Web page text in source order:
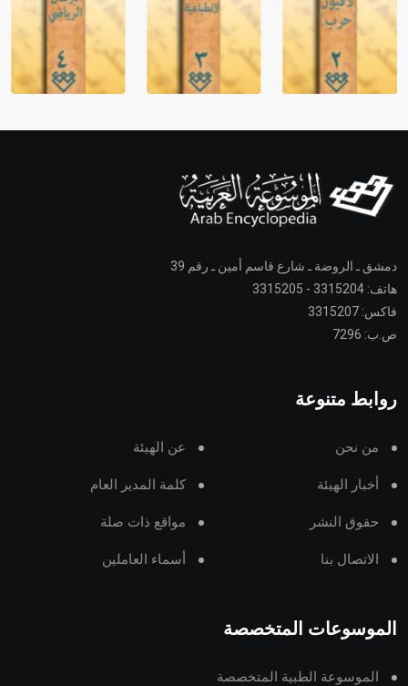
دمشق ـ الروضة ـ شارع قاسم أمين ـ رقم 39
هاتف: 3315204 - 3315205
فاكس: 3315207
ص.ب: 7296
روابط متنوعة
من نحن عن الهيئة
أخبار الهيئة كلمة المدير العام
حقوق النشر مواقع ذات صلة
الاتصال بنا أسماء العاملين
الموسوعات المتخصصة
الموسوعة الطبية المتخصصة